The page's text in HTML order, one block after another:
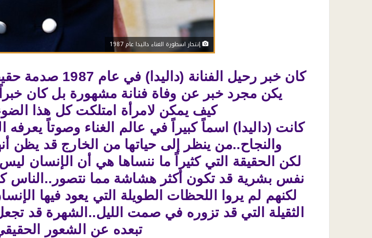
إنتحار اسطورة الغناء داليدا عام 1987
كان خبر رحيل
يكن مجرد خبر عن وفاة فنانة مشهورة بل كان
كيف يمكن لامرأة امتلكت كل هذا
كانت (داليدا) اسماً كبيراً في عالم الغناء وصوتاً يعرفه
والنجاح..من ينظر إلى حياتها من الخارج قد يظن
لكن الحقيقة التي كثيراً ما ننساها هي أن الإنسان
نفس بشرية قد تكون أكثر هشاشة مما نتصور..الناس
لكنهم لم يروا اللحظات الطويلة التي يعود فيها
الثقيلة التي قد تزوره في صمت الليل..الشهرة قد تجعل
تبعده عن الشعور